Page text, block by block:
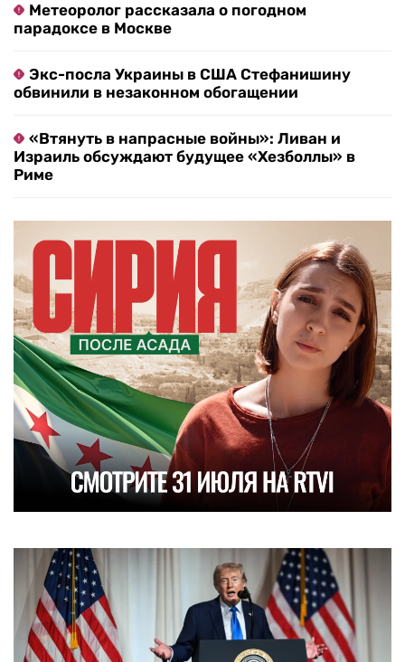
Метеоролог рассказала о погодном
парадоксе в Москве
Экс-посла Украины в США Стефанишину
обвинили в незаконном обогащении
«Втянуть в напрасные войны»: Ливан и
Израиль обсуждают будущее «Хезболлы» в
Риме